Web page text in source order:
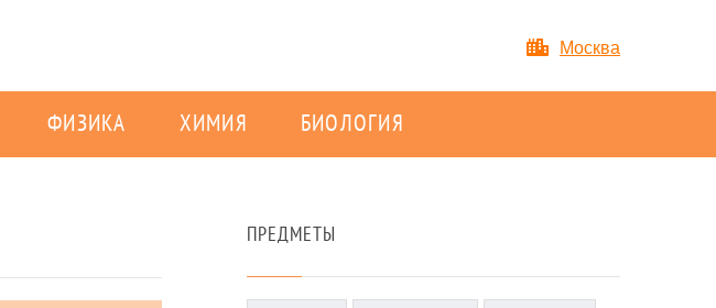
Москва
ФИЗИКА ХИМИЯ БИОЛОГИЯ
ПРЕДМЕТЫ